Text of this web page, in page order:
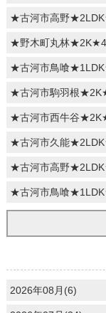
★古河市高野
★野木町丸林
★古河市鳥喰
★古河市駒羽根
★古河市西牛谷
★古河市久能
★古河市高野
★古河市鳥喰
2026年08月(6)